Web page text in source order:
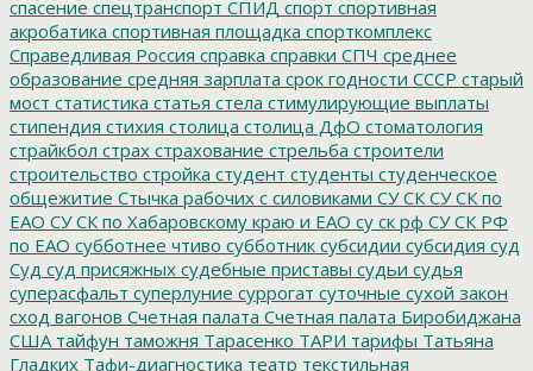
спасение спецтранспорт СПИД спорт спортивная
акробатика спортивная площадка спорткомплекс
Справедливая Россия справка справки СПЧ среднее
образование средняя зарплата срок годности СССР старый
мост статистика статья стела стимулирующие выплаты
стипендия стихия столица столица ДфО стоматология
страйкбол страх страхование стрельба строители
строительство стройка студент студенты студенческое
общежитие Стычка рабочих с силовиками СУ СК СУ СК по
ЕАО СУ СК по Хабаровскому краю и ЕАО су ск рф СУ СК РФ
по ЕАО субботнее чтиво субботник субсидии субсидия суд
Суд суд присяжных судебные приставы судьи судья
суперасфальт суперлуние суррогат суточные сухой закон
сход вагонов Счетная палата Счетная палата Биробиджана
США тайфун таможня Тарасенко ТАРИ тарифы Татьяна
Гладких Тафи-диагностика театр текстильная